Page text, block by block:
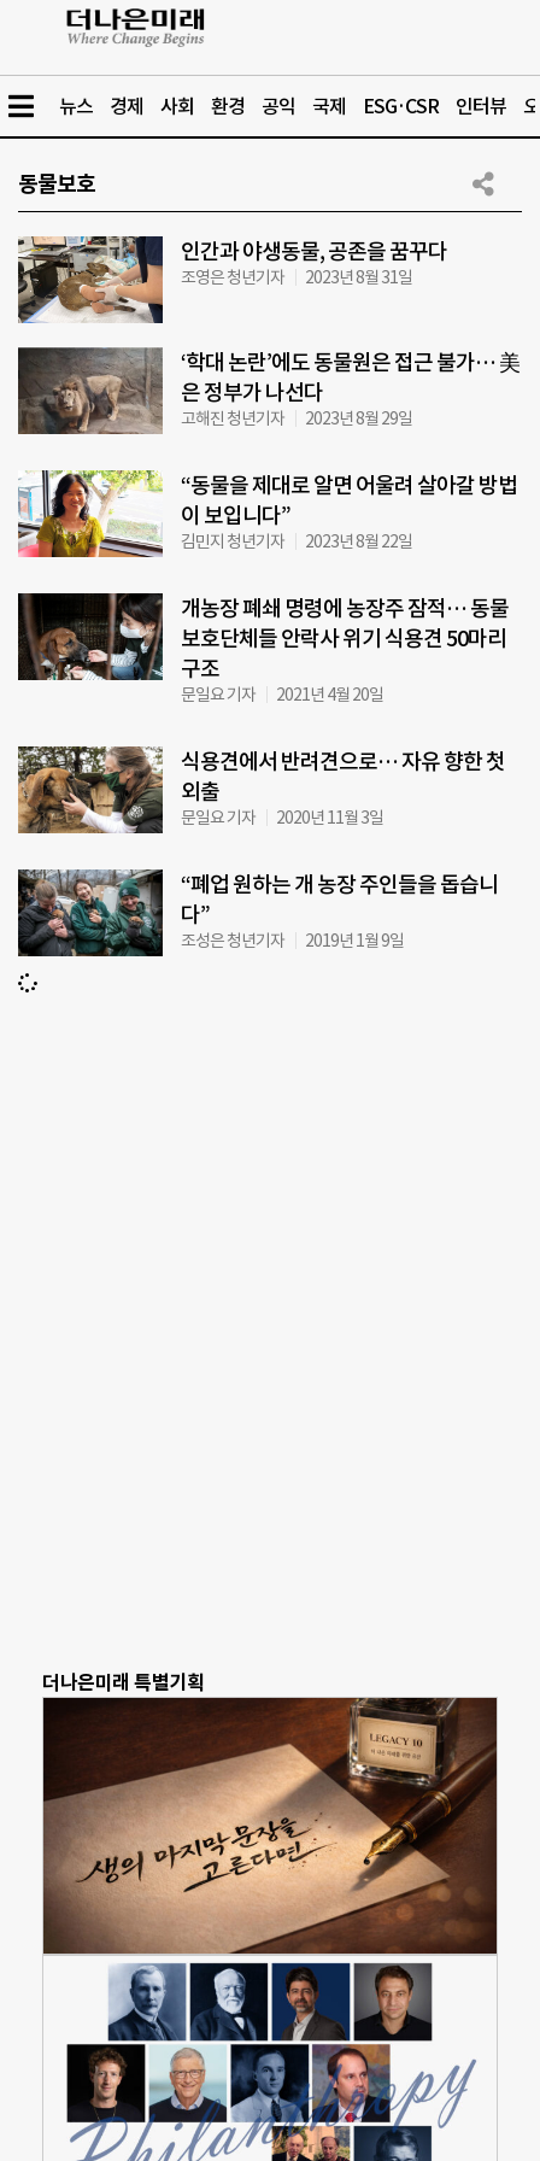
뉴스 경제 사회 환경 공익 국제 ESG·CSR 인터뷰
동물보호
인간과 야생동물, 공존을 꿈꾸다
조영은 청년기자 2023년 8월 31일
‘학대 논란’에도 동물원은 접근 불가… 美
은 정부가 나선다
고해진 청년기자 2023년 8월 29일
“동물을 제대로 알면 어울려 살아갈 방법
이 보입니다”
김민지 청년기자 2023년 8월 22일
개농장 폐쇄 명령에 농장주 잠적… 동물
보호단체들 안락사 위기 식용견 50마리
구조
문일요 기자 2021년 4월 20일
식용견에서 반려견으로… 자유 향한 첫
외출
문일요 기자 2020년 11월 3일
“폐업 원하는 개 농장 주인들을 돕습니
다”
조성은 청년기자 2019년 1월 9일
더나은미래 특별기획